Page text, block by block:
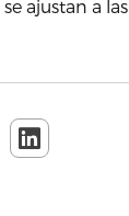
ajustan a